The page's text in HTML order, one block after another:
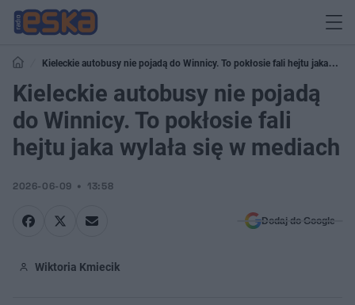
Kieleckie autobusy nie pojadą do Winnicy. To pokłosie fali hejtu jaka
wylała się w mediach
Kieleckie autobusy nie pojadą
do Winnicy. To pokłosie fali
hejtu jaka wylała się w mediach
2026-06-09 13:58
Dodaj do Google
Wiktoria Kmiecik